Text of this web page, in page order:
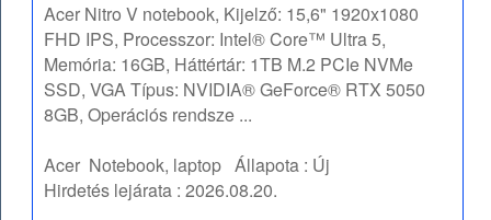
Acer Nitro V notebook, Kijelző: 15,6" 1920x1080
FHD IPS, Processzor: Intel® Core™ Ultra 5,
Memória: 16GB, Háttértár: 1TB M.2 PCIe NVMe
SSD, VGA Típus: NVIDIA® GeForce® RTX 5050
8GB, Operációs rendsze ...
Acer Notebook, laptop Állapota : Új
Hirdetés lejárata :2026.08.20.